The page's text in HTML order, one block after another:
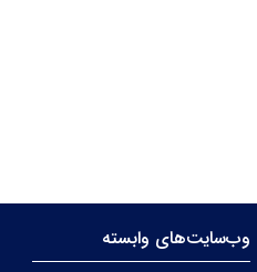
وب‌سایت‌های وابسته